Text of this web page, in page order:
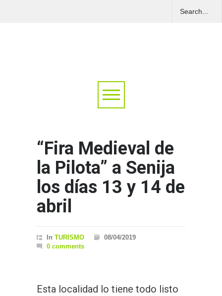
“Fira Medieval de
la Pilota” a Senija
los días 13 y 14 de
abril
In TURISMO
08/04/2019
0 comments
Esta localidad lo tiene todo listo